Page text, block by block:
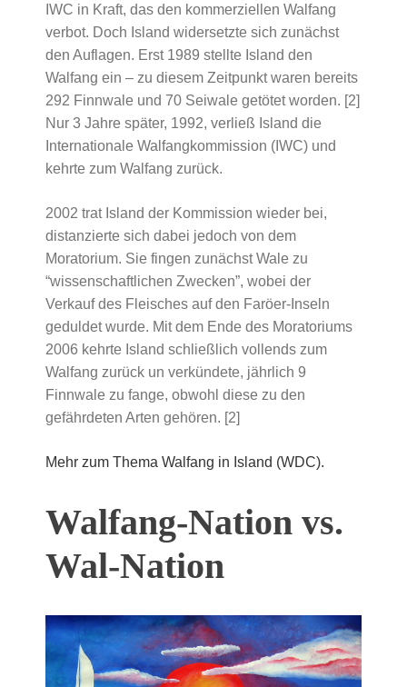
IWC in Kraft, das den kommerziellen Walfang
verbot. Doch Island widersetzte sich zunächst
den Auflagen. Erst 1989 stellte Island den
Walfang ein – zu diesem Zeitpunkt waren bereits
292 Finnwale und 70 Seiwale getötet worden. [2]
Nur 3 Jahre später, 1992, verließ Island die
Internationale Walfangkommission (IWC) und
kehrte zum Walfang zurück.
2002 trat Island der Kommission wieder bei,
distanzierte sich dabei jedoch von dem
Moratorium. Sie fingen zunächst Wale zu
“wissenschaftlichen Zwecken”, wobei der
Verkauf des Fleisches auf den Faröer-Inseln
geduldet wurde. Mit dem Ende des Moratoriums
2006 kehrte Island schließlich vollends zum
Walfang zurück un verkündete, jährlich 9
Finnwale zu fange, obwohl diese zu den
gefährdeten Arten gehören. [2]
Mehr zum Thema Walfang in Island (WDC).
Walfang-Nation vs.
Wal-Nation